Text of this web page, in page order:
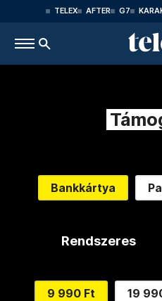
TELEX AFTER G7
Bankkártya
Rendszeres
9 990 Ft 19